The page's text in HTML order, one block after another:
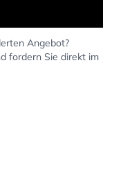
Angebot?
fordern Sie direkt im